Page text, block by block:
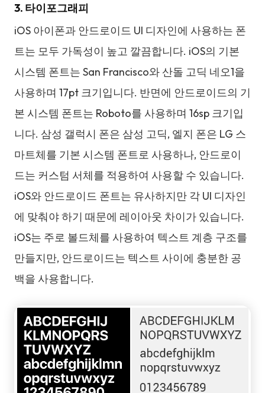
3. 타이포그래피
iOS 아이폰과 안드로이드 UI 디자인에 사용하는 폰
트는 모두 가독성이 높고 깔끔합니다. iOS의 기본
시스템 폰트는 San Francisco와 산돌 고딕 네오1을
사용하며 17pt 크기입니다. 반면에 안드로이드의 기
본 시스템 폰트는 Roboto를 사용하며 16sp 크기입
니다. 삼성 갤럭시 폰은 삼성 고딕, 엘지 폰은 LG 스
마트체를 기본 시스템 폰트로 사용하나, 안드로이
드는 커스텀 서체를 적용하여 사용할 수 있습니다.
iOS와 안드로이드 폰트는 유사하지만 각 UI 디자인
에 맞춰야 하기 때문에 레이아웃 차이가 있습니다.
iOS는 주로 볼드체를 사용하여 텍스트 계층 구조를
만들지만, 안드로이드는 텍스트 사이에 충분한 공
백을 사용합니다.